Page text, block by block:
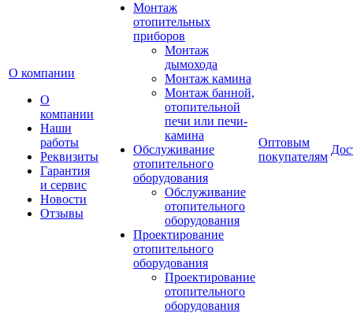
О компании
О
компании
Наши
работы
Реквизиты
Гарантия
и сервис
Новости
Отзывы
Монтаж
отопительных
приборов
Монтаж
дымохода
Монтаж камина
Монтаж банной,
отопительной
печи или печи-
камина
Обслуживание
отопительного
оборудования
Обслуживание
отопительного
оборудования
Проектирование
отопительного
оборудования
Проектирование
отопительного
оборудования
Оптовым
покупателям